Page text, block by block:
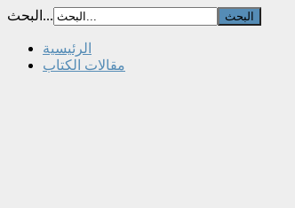
البحث...
الرئيسية
مقالات الكتاب